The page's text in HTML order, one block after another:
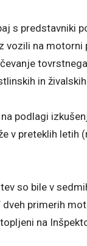
s predstavniki
vozili na motorni
in
podlagi
v preteklih letih
so bile v
primerih
na